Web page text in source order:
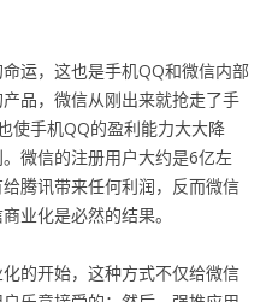
运，这也是手机QQ和微信内部
品，微信从刚出来就抢走了手
使手机QQ的盈利能力大大降
微信的注册用户大约是6亿左
腾讯带来任何利润，反而微信
业化是必然的结果。
的开始，这种方式不仅给微信